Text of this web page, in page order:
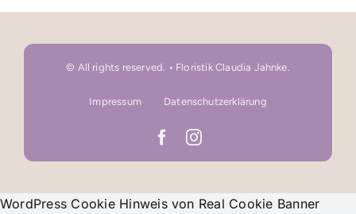
© All rights reserved. • Floristik Claudia Jahnke.
Impressum Datenschutzerklärung
WordPress Cookie Hinweis von Real Cookie Banner